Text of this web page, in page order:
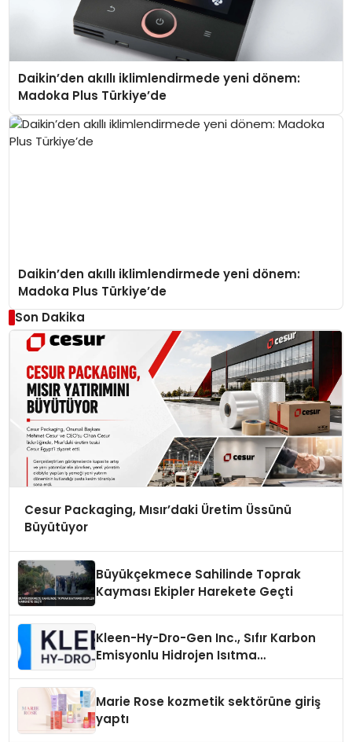
Daikin’den akıllı iklimlendirmede yeni dönem:
Madoka Plus Türkiye’de
Daikin’den akıllı iklimlendirmede yeni dönem:
Madoka Plus Türkiye’de
Son Dakika
Cesur Packaging, Mısır’daki Üretim Üssünü
Büyütüyor
Büyükçekmece Sahilinde Toprak
Kayması Ekipler Harekete Geçti
Kleen-Hy-Dro-Gen Inc., Sıfır Karbon
Emisyonlu Hidrojen Isıtma
Marie Rose kozmetik sektörüne giriş
yaptı